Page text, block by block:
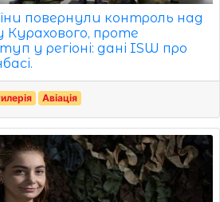
повернули контроль над
Курахового, проте
у регіоні: дані ISW про
Авіація